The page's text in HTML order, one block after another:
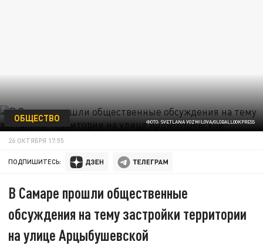
ФОТО: SVETLANA VOZMILOVA/GLOBALLOOKPRESS
ОБЩЕСТВО
26 ОКТЯБРЯ 17:55
ПОДПИШИТЕСЬ:
В Самаре прошли общественные
обсуждения на тему застройки территории
на улице Арцыбушевской